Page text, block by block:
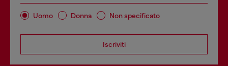
Uomo Donna Non specificato
Iscriviti